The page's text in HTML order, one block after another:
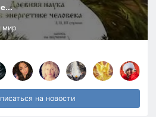
мир
на новости